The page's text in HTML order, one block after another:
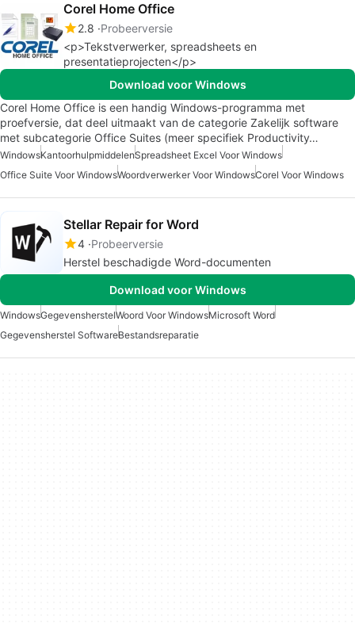
Corel Home Office
2.8 Probeerversie
<p>Tekstverwerker, spreadsheets en
presentatieprojecten</p>
Download voor Windows
Corel Home Office is een handig Windows-programma met
proefversie, dat deel uitmaakt van de categorie Zakelijk software
met subcategorie Office Suites (meer specifiek Productivity…
WindowsKantoorhulpmiddelenSpreadsheet Excel Voor Windows
Office Suite Voor WindowsWoordverwerker Voor WindowsCorel Voor Windows
Stellar Repair for Word
4 Probeerversie
Herstel beschadigde Word-documenten
Download voor Windows
WindowsGegevensherstelWoord Voor WindowsMicrosoft Word
Gegevensherstel SoftwareBestandsreparatie